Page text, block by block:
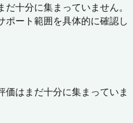
十分に集まっていません。
ポート範囲を具体的に確認し
はまだ十分に集まっていま